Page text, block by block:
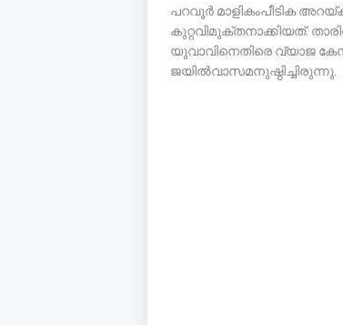
പറവൂർ മാളികംപീടിക
കുറ്റവിമുക്തനാക്കിയത്.
യുവാവിനെതിരെ വ്യാജ
ജയില്‍വാസമനുഷ്ഠിച്ചിരുന്നു.